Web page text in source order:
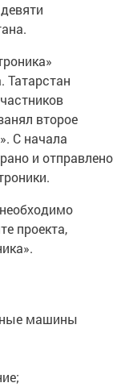
Татарстан
второе
С начала
и отправлено
проекта,
машины